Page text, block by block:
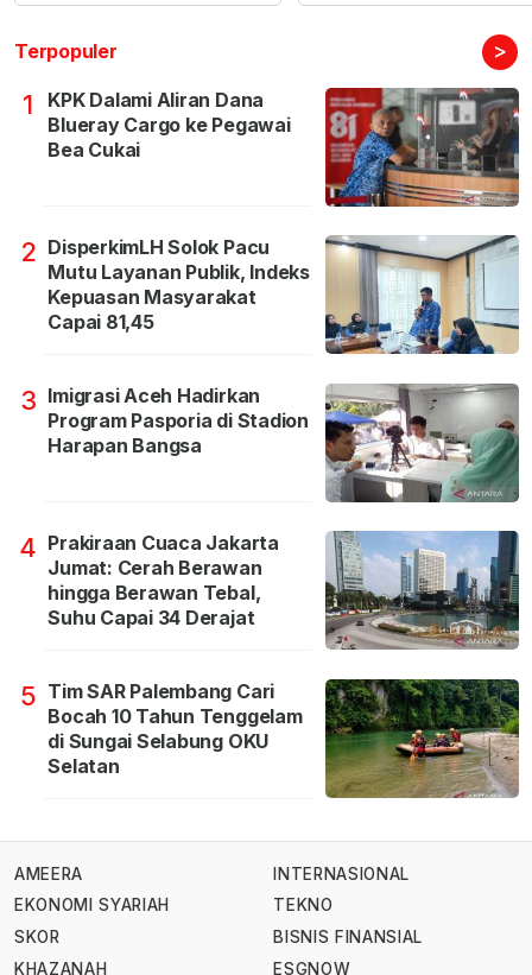
Terpopuler >
1
KPK Dalami Aliran Dana
Blueray Cargo ke Pegawai
Bea Cukai
2 DisperkimLH Solok Pacu
Mutu Layanan Publik, Indeks
Kepuasan Masyarakat
Capai 81,45
3 Imigrasi Aceh Hadirkan
Program Pasporia di Stadion
Harapan Bangsa
4 Prakiraan Cuaca Jakarta
Jumat: Cerah Berawan
hingga Berawan Tebal,
Suhu Capai 34 Derajat
5 Tim SAR Palembang Cari
Bocah 10 Tahun Tenggelam
di Sungai Selabung OKU
Selatan
AMEERA
EKONOMI SYARIAH
SKOR
KHAZANAH
INTERNASIONAL
TEKNO
BISNIS FINANSIAL
ESGNOW